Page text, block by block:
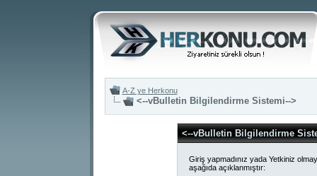
A-Z ye Herkonu
<--vBulletin Bilgilendirme Sistemi-->
<--vBulletin Bilgilendirme
Giriş yapmadınız yada Yetkiniz
aşağıda açıklanmıştır: